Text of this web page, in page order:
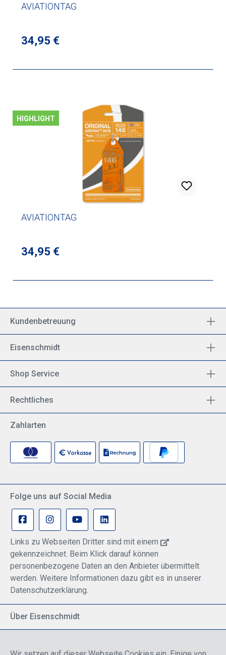
AVIATIONTAG
Regulärer Preis:
34,95 €
HIGHLIGHT
AVIATIONTAG
Regulärer Preis:
34,95 €
Kundenbetreuung
Eisenschmidt
Shop Service
Rechtliches
Zahlarten
Folge uns auf Social Media
Links zu Webseiten Dritter sind mit einem
gekennzeichnet. Beim Klick darauf können
personenbezogene Daten an den Anbieter übermittelt
werden. Weitere Informationen dazu gibt es in unserer
Datenschutzerklärung.
Über Eisenschmidt